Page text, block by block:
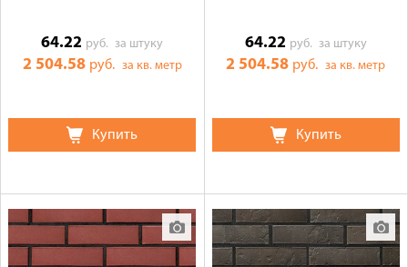
64.22 руб.за штуку
2 504.58 руб. за кв. метр
Купить
64.22 руб. за штуку
2 504.58 руб.за кв. метр
Купить